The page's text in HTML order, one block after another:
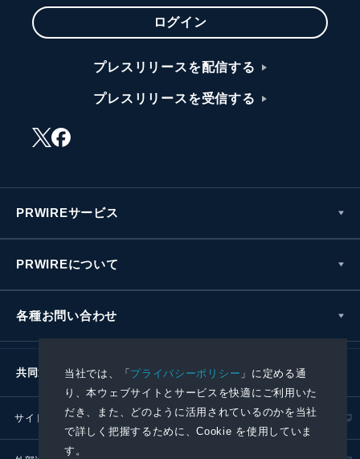
当社では、「プライバシーポリシー 」に定める通
り、本ウェブサイトとサービスを快適にご利用いた
だき、また、どのように活用されているのかを当社
で詳しく把握するために、Cookie を使用していま
す。
ログイン
プレスリリースを配信する
プレスリリースを受信する
PRWIREサービス
PRWIREについて
各種お問い合わせ
共同通信社グループ
サイトポリシー プライバシーポリシー